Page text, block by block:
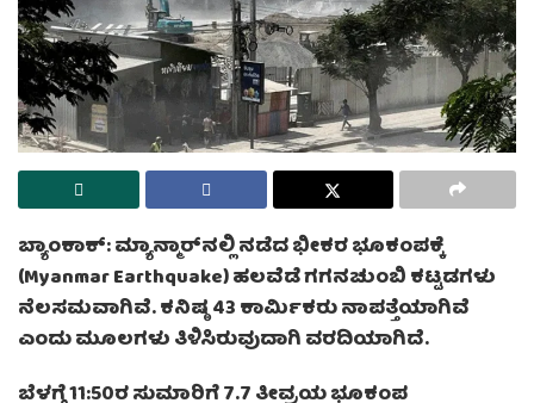
ಬ್ಯಾಂಕಾಕ್: ಮ್ಯಾನ್ಮಾರ್‌ನಲ್ಲಿ ನಡೆದ ಭೀಕರ ಭೂಕಂಪಕ್ಕೆ
(Myanmar Earthquake) ಹಲವೆಡೆ ಗಗನಚುಂಬಿ ಕಟ್ಟಡಗಳು
ನೆಲಸಮವಾಗಿವೆ. ಕನಿಷ್ಠ 43 ಕಾರ್ಮಿಕರು ನಾಪತ್ತೆಯಾಗಿವೆ
ಎಂದು ಮೂಲಗಳು ತಿಳಿಸಿರುವುದಾಗಿ ವರದಿಯಾಗಿದೆ.
ಬೆಳಗ್ಗೆ 11:50ರ ಸುಮಾರಿಗೆ 7.7 ತೀವ್ರಯ ಭೂಕಂಪ